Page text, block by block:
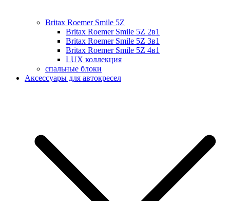
Britax Roemer Smile 5Z
Britax Roemer Smile 5Z 2в1
Britax Roemer Smile 5Z 3в1
Britax Roemer Smile 5Z 4в1
LUX коллекция
спальные блоки
Аксессуары для автокресел